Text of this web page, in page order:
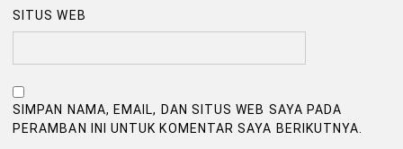
SITUS WEB
SIMPAN NAMA, EMAIL, DAN SITUS WEB SAYA PADA
PERAMBAN INI UNTUK KOMENTAR SAYA BERIKUTNYA.